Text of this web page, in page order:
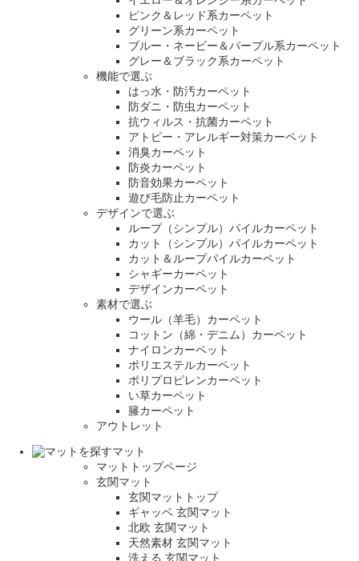
ピンク＆レッド系カーペット
グリーン系カーペット
ブルー・ネービー＆パープル系カーペット
グレー＆ブラック系カーペット
機能で選ぶ
はっ水・防汚カーペット
防ダニ・防虫カーペット
抗ウィルス・抗菌カーペット
アトピー・アレルギー対策カーペット
消臭カーペット
防炎カーペット
防音効果カーペット
遊び毛防止カーペット
デザインで選ぶ
ループ（シンプル）パイルカーペット
カット（シンプル）パイルカーペット
カット＆ループパイルカーペット
シャギーカーペット
デザインカーペット
素材で選ぶ
ウール（羊毛）カーペット
コットン（綿・デニム）カーペット
ナイロンカーペット
ポリエステルカーペット
ポリプロピレンカーペット
い草カーペット
籐カーペット
アウトレット
マット
マットトップページ
玄関マット
玄関マットトップ
ギャッベ 玄関マット
北欧 玄関マット
天然素材 玄関マット
洗える 玄関マット